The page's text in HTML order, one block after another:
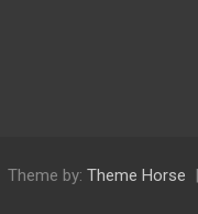
Theme by: Theme Horse